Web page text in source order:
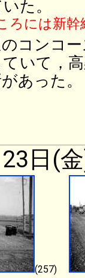
た。
ろには新
コンコ
いて，
あった。
日(
(257)